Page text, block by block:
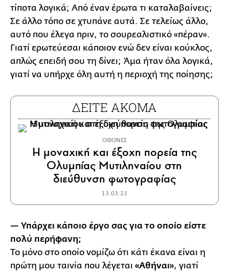
τίποτα λογικά; Από έναν έρωτα τι καταλαβαίνεις;
Σε άλλο τόπο σε χτυπάνε αυτά. Σε τελείως άλλο,
αυτό που έλεγα πριν, το σουρεαλιστικό «πέραν».
Γιατί ερωτεύεσαι κάποιον ενώ δεν είναι κούκλος,
απλώς επειδή σου τη δίνει; Άμα ήταν όλα λογικά,
γιατί να υπήρχε όλη αυτή η περιοχή της ποίησης;
ΔΕΙΤΕ ΑΚΟΜΑ
ΟΘΟΝΕΣ
H μοναχική και έξοχη πορεία της
Ολυμπίας Μυτιληναίου στη
διεύθυνση φωτογραφίας
13.03.23
— Υπάρχει κάποιο έργο σας για το οποίο είστε
πολύ περήφανη;
Το μόνο στο οποίο νομίζω ότι κάτι έκανα είναι η
πρώτη μου ταινία που λέγεται «Αθήναι», γιατί